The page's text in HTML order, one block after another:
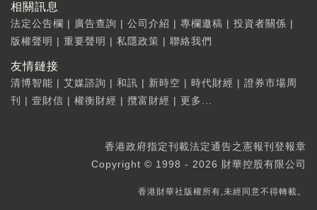
相關訊息
法定公告欄 | 廣告查詢 | 公司介紹 | 專欄邀稿 | 投資者關係 |
版權聲明 | 重要聲明 | 私隱政策 | 聯絡我們
友情鏈接
清博智能 | 艾媒諮詢 | 和訊 | 新時空 | 時代財經 | 證券市場周
刊
| 壹財信 | 權衡財經 | 攬富財經 | 更多...
香港政府指定刊載法定通告之憲報刊登報章
Copyright © 1998 - 2026 財華控股有限公司
香港財華社版權所有,未經同意不得轉載。